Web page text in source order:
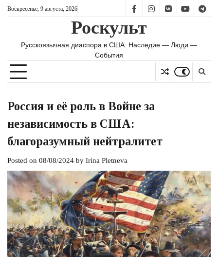
SkipВоскресенье, 9 августа, 2026
FB IS vk YT TG
Роскульт
Русскоязычная диаспора в США: Наследие — Люди —
События
Россия и её роль в Войне за
независимость в США:
благоразумный нейтралитет
Posted on 08/08/2024 by Irina Pletneva